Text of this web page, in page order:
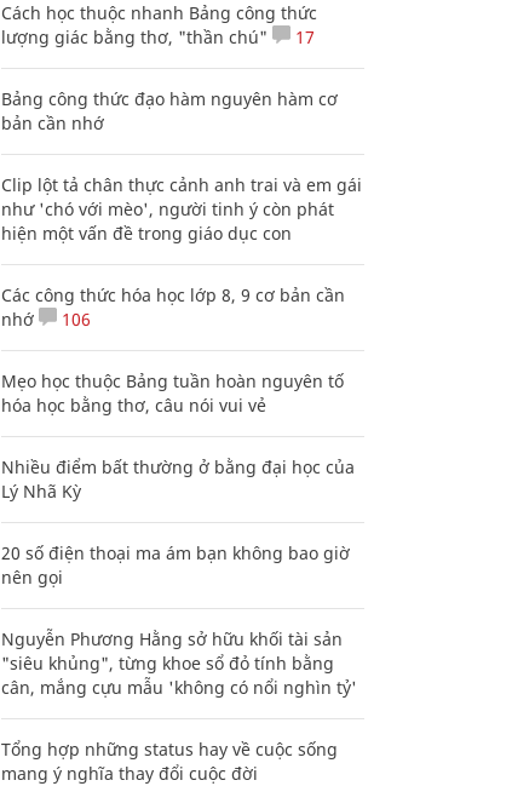
Cách học thuộc nhanh Bảng công thức
lượng giác bằng thơ, "thần chú"
17
Bảng công thức đạo hàm nguyên hàm cơ
bản cần nhớ
Clip lột tả chân thực cảnh anh trai và em gái
như 'chó với mèo', người tinh ý còn phát
hiện một vấn đề trong giáo dục con
Các công thức hóa học lớp 8, 9 cơ bản cần
nhớ
106
Mẹo học thuộc Bảng tuần hoàn nguyên tố
hóa học bằng thơ, câu nói vui vẻ
Nhiều điểm bất thường ở bằng đại học của
Lý Nhã Kỳ
20 số điện thoại ma ám bạn không bao giờ
nên gọi
Nguyễn Phương Hằng sở hữu khối tài sản
"siêu khủng", từng khoe sổ đỏ tính bằng
cân, mắng cựu mẫu 'không có nổi nghìn tỷ'
Tổng hợp những status hay về cuộc sống
mang ý nghĩa thay đổi cuộc đời